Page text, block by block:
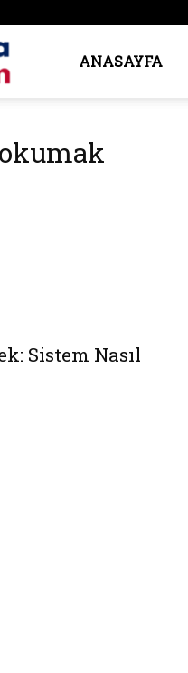
Amerika’daANASAYFA
Sistem Nasıl